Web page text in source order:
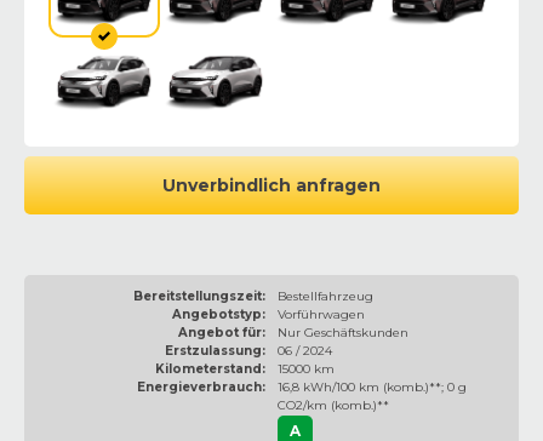
Unverbindlich anfragen
Bereitstellungszeit:
Bestellfahrzeug
Angebotstyp:
Vorführwagen
Angebot für:
Nur Geschäftskunden
Erstzulassung:
06 / 2024
Kilometerstand:
15000 km
Energieverbrauch:
16,8 kWh/100 km (komb.)**; 0 g
CO2/km (komb.)**
A